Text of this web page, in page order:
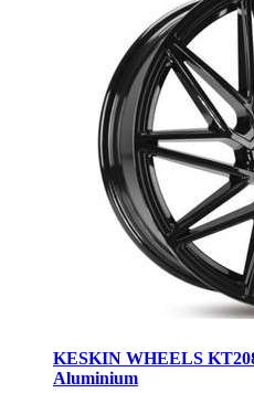
KESKIN WHEELS
Aluminium